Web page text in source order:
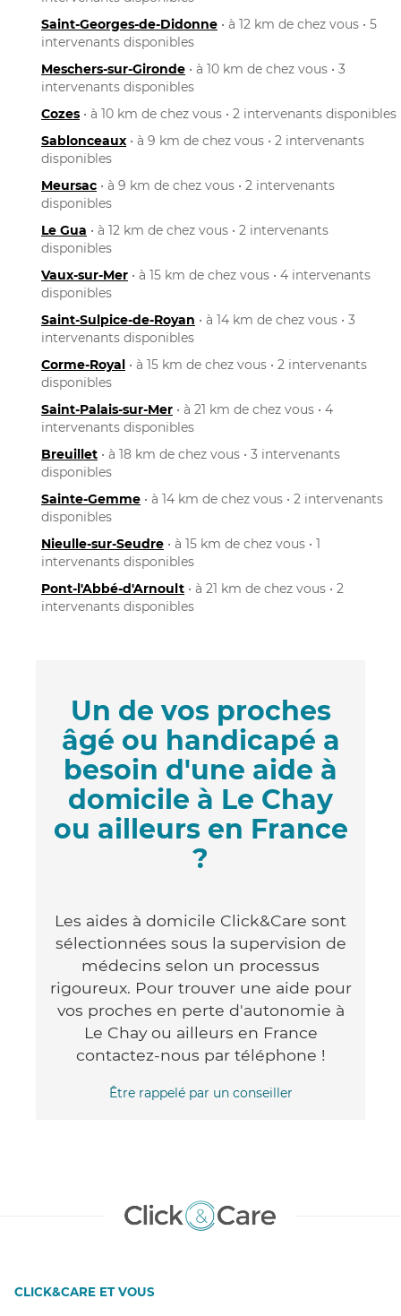
Saint-Georges-de-Didonne • à 12 km de chez vous • 5
intervenants disponibles
Meschers-sur-Gironde • à 10 km de chez vous • 3
intervenants disponibles
Cozes • à 10 km de chez vous • 2 intervenants disponibles
Sablonceaux • à 9 km de chez vous • 2 intervenants
disponibles
Meursac • à 9 km de chez vous • 2 intervenants
disponibles
Le Gua • à 12 km de chez vous • 2 intervenants
disponibles
Vaux-sur-Mer • à 15 km de chez vous • 4 intervenants
disponibles
Saint-Sulpice-de-Royan • à 14 km de chez vous • 3
intervenants disponibles
Corme-Royal • à 15 km de chez vous • 2 intervenants
disponibles
Saint-Palais-sur-Mer • à 21 km de chez vous • 4
intervenants disponibles
Breuillet • à 18 km de chez vous • 3 intervenants
disponibles
Sainte-Gemme • à 14 km de chez vous • 2 intervenants
disponibles
Nieulle-sur-Seudre • à 15 km de chez vous • 1
intervenants disponibles
Pont-l'Abbé-d'Arnoult • à 21 km de chez vous • 2
intervenants disponibles
Un de vos proches
âgé ou handicapé a
besoin d'une aide à
domicile à Le Chay
ou ailleurs en France
?
Les aides à domicile Click&Care sont
sélectionnées sous la supervision de
médecins selon un processus
rigoureux. Pour trouver une aide pour
vos proches en perte d'autonomie à
Le Chay ou ailleurs en France
contactez-nous par téléphone !
Être rappelé par un conseiller
CLICK&CARE ET VOUS